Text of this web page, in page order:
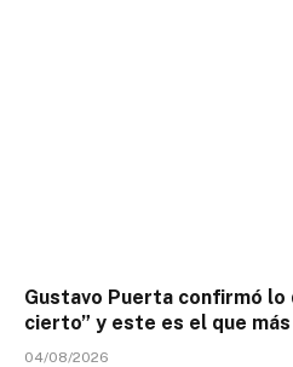
Gustavo Puerta confirmó lo
cierto” y este es el que
04/08/2026